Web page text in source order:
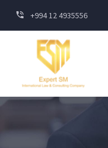
+994 12 4935556